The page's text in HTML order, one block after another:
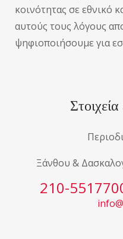
κοινότητας σε εθνικό
αυτούς τους λόγους
ψηφιοποιήσουμε για
Ξάνθου &
210-